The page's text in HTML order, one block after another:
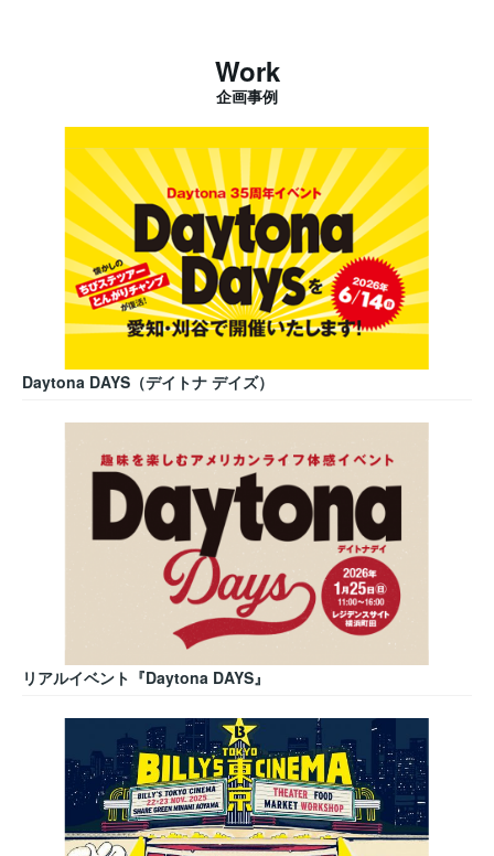
Work
企画事例
Daytona DAYS（デイトナ デイズ）
リアルイベント『Daytona DAYS』